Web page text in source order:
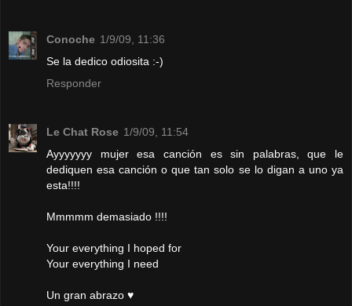
Conoche 1/9/09, 11:36
Se la dedico odiosita :-)
Responder
Le Chat Rose 1/9/09, 11:54
Ayyyyyyy mujer esa canción es sin palabras, que le
dediquen esa canción o que tan solo se lo digan a uno ya
esta!!!!
Mmmmm demasiado !!!!
Your everything I hoped for
Your everything I need
Un gran abrazo ♥